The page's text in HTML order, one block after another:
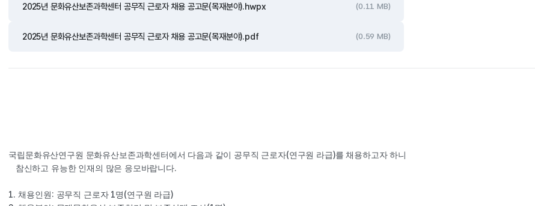
2025년 문화유산보존과학센터 공무직 근로자 채용 공고문(목재분야).hwpx (0.11 MB)
2025년 문화유산보존과학센터 공무직 근로자 채용 공고문(목재분야).pdf (0.59 MB)
국립문화유산연구원 문화유산보존과학센터에서 다음과 같이 공무직 근로자(연구원 라급)를 채용하고자 하니
참신하고 유능한 인재의 많은 응모바랍니다.
1. 채용인원: 공무직 근로자 1명(연구원 라급)